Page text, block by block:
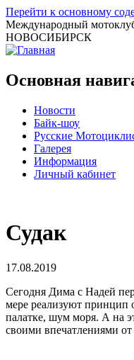
Перейти к основному
Международный
НОВОСИБИРСК
Основная
Новости
Байк-шоу
Русские
Галерея
Информация
Личный кабинет
Судак
17.08.2019
Сегодня Дима с Надей
мере реализуют принцип
палатке, шум моря. А на
своими впечатлениями от